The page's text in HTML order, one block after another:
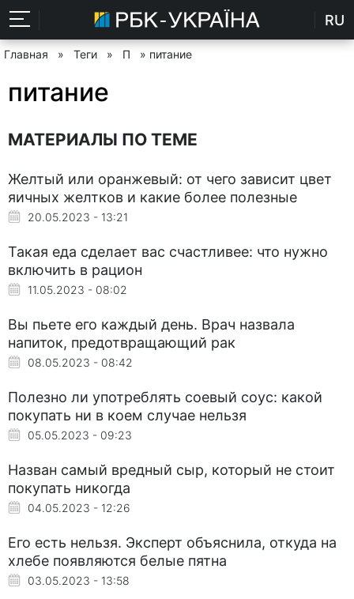
RU
Главная » Теги » П » питание
питание
МАТЕРИАЛЫ ПО ТЕМЕ
Желтый или оранжевый: от чего зависит цвет
яичных желтков и какие более полезные
20.05.2023 - 13:21
Такая еда сделает вас счастливее: что нужно
включить в рацион
11.05.2023 - 08:02
Вы пьете его каждый день. Врач назвала
напиток, предотвращающий рак
08.05.2023 - 08:42
Полезно ли употреблять соевый соус: какой
покупать ни в коем случае нельзя
05.05.2023 - 09:23
Назван самый вредный сыр, который не стоит
покупать никогда
04.05.2023 - 12:26
Его есть нельзя. Эксперт объяснила, откуда на
хлебе появляются белые пятна
03.05.2023 - 13:58